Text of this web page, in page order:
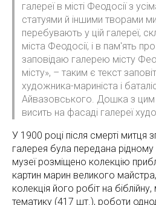
галереї в місті Феодосії з
статуями й іншими творами
перебувають у цій галереї,
міста Феодосії, і в пам'ять
заповідаю галерею місту
місту», – таким є текст
художника-мариніста і
Айвазовського. Дошка з цим
висить на фасаді галереї
У 1900 році після смерті митця
галерея була передана рідному
музеї розміщено колекцію
картин марин великого
колекція його робіт на
тематику (417 шт.), роботи